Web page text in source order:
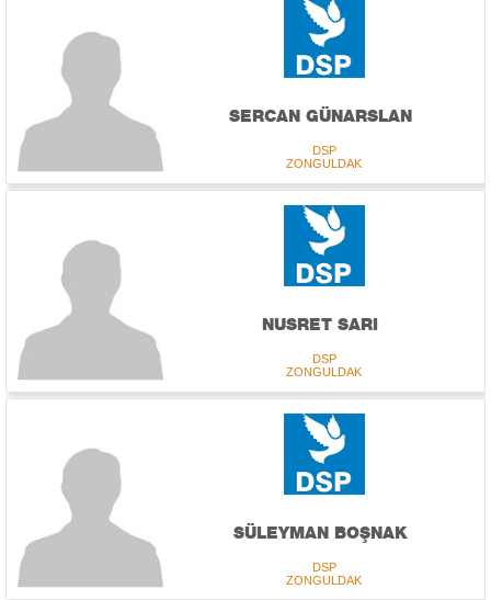
SERCAN GÜNARSLAN
DSP
ZONGULDAK
NUSRET SARI
DSP
ZONGULDAK
SÜLEYMAN BOŞNAK
DSP
ZONGULDAK